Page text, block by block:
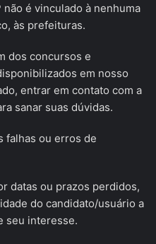
é vinculado à nenhuma
às prefeituras.
dos concursos e
em nosso
entrar em contato com a
sanar suas dúvidas.
falhas ou erros de
datas ou prazos perdidos,
do candidato/usuário a
seu interesse.